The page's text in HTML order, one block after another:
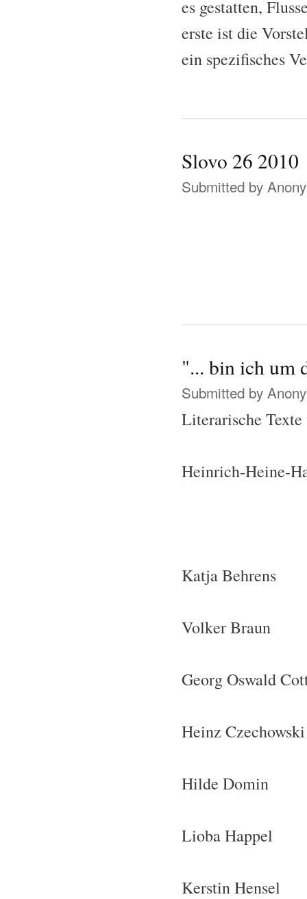
es gestatten,
erste ist die
ein spezifisches
Slovo 26 2010
Submitted by
"... bin ich um
Submitted by
Literarische
Heinrich-Heine-
Katja Behrens
Volker Braun
Georg Oswald
Heinz Czechowski
Hilde Domin
Lioba Happel
Kerstin Hensel